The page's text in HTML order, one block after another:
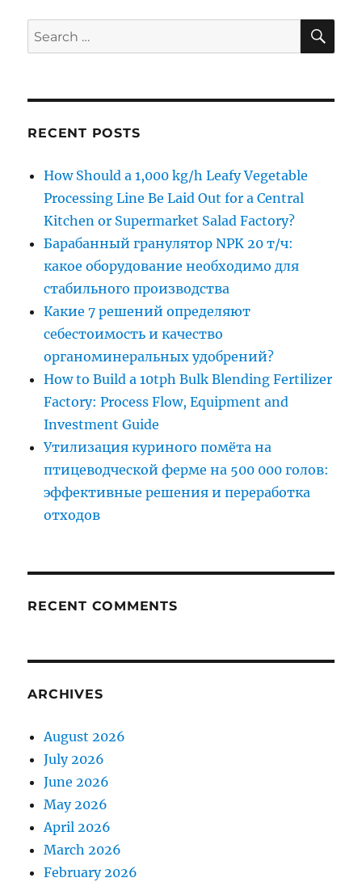
Search
for:
RECENT POSTS
How Should a 1,000 kg/h Leafy Vegetable
Processing Line Be Laid Out for a Central
Kitchen or Supermarket Salad Factory?
Барабанный гранулятор NPK 20 т/ч:
какое оборудование необходимо для
стабильного производства
Какие 7 решений определяют
себестоимость и качество
органоминеральных удобрений?
How to Build a 10tph Bulk Blending Fertilizer
Factory: Process Flow, Equipment and
Investment Guide
Утилизация куриного помёта на
птицеводческой ферме на 500 000 голов:
эффективные решения и переработка
отходов
RECENT COMMENTS
ARCHIVES
August 2026
July 2026
June 2026
May 2026
April 2026
March 2026
February 2026